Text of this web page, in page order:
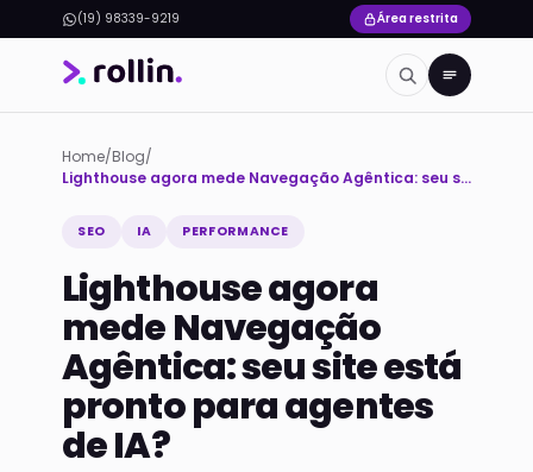
(19) 98339-9219 Área restrita
Home/Blog/
Lighthouse agora mede Navegação Agêntica: seu site está pronto para agentes de IA?
SEO IA PERFORMANCE
Lighthouse agora
mede Navegação
Agêntica: seu site está
pronto para agentes
de IA?